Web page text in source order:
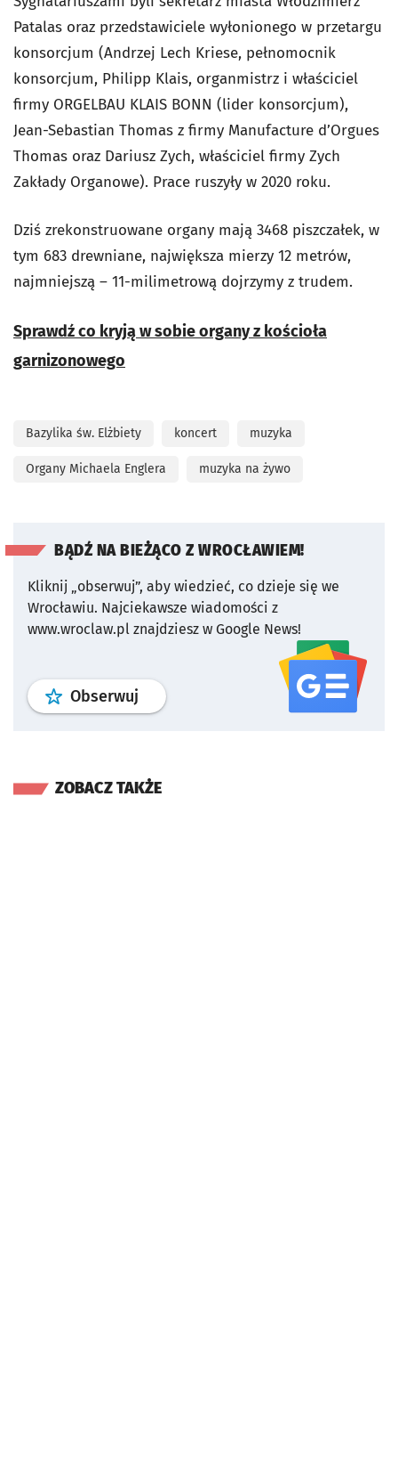
Patalas oraz przedstawiciele wyłonionego w przetargu
konsorcjum (Andrzej Lech Kriese, pełnomocnik
konsorcjum, Philipp Klais, organmistrz i właściciel
firmy ORGELBAU KLAIS BONN (lider konsorcjum),
Jean-Sebastian Thomas z firmy Manufacture d’Orgues
Thomas oraz Dariusz Zych, właściciel firmy Zych
Zakłady Organowe). Prace ruszyły w 2020 roku.
Dziś zrekonstruowane organy mają 3468 piszczałek, w
tym 683 drewniane, największa mierzy 12 metrów,
najmniejszą – 11-milimetrową dojrzymy z trudem.
Sprawdź co kryją w sobie organy z kościoła
garnizonowego
Bazylika św. Elżbiety koncert muzyka
Organy Michaela Englera muzyka na żywo
BĄDŹ NA BIEŻĄCO Z WROCŁAWIEM!
Kliknij „obserwuj”, aby wiedzieć, co dzieje się we
Wrocławiu. Najciekawsze wiadomości z
www.wroclaw.pl znajdziesz w Google News!
Obserwuj profil serwisu
ZOBACZ TAKŻE